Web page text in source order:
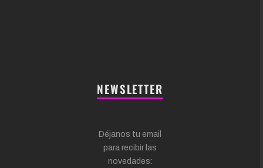
NEWSLETTER
Déjanos tu email
para recibir las
novedades: